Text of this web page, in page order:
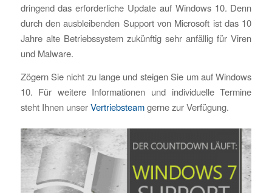
dringend das erforderliche Update auf Windows 10. Denn
durch den ausbleibenden Support von Microsoft ist das 10
Jahre alte Betriebssystem zukünftig sehr anfällig für Viren
und Malware.
Zögern Sie nicht zu lange und steigen Sie um auf Windows
10. Für weitere Informationen und individuelle Termine
steht Ihnen unserVertriebsteamgerne zur Verfügung.